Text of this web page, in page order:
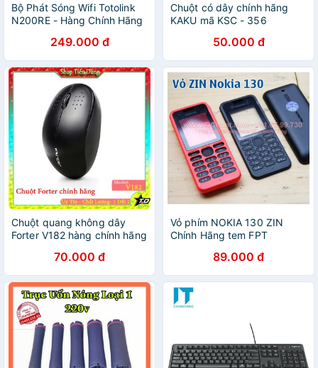
Bộ Phát Sóng Wifi Totolink
N200RE - Hàng Chính Hãng
249.000 đ
Chuột có dây chính hãng
KAKU mã KSC - 356
50.000 đ
Chuột quang không dây
Forter V182 hàng chính hãng
70.000 đ
Vỏ phím NOKIA 130 ZIN
Chính Hãng tem FPT
89.000 đ